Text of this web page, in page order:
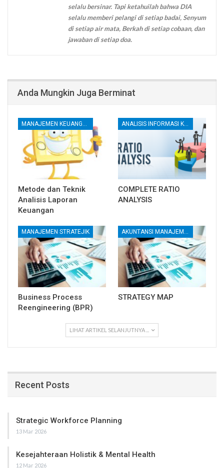
selalu bersinar. Tapi ketahuilah bahwa DIA
selalu memberi pelangi di setiap badai, Senyum
di setiap air mata, Berkah di setiap cobaan, dan
jawaban di setiap doa.
Anda Mungkin Juga Berminat
MANAJEMEN KEUANGAN
Metode dan Teknik
Analisis Laporan
Keuangan
ANALISIS INFORMASI KEUANGAN
COMPLETE RATIO
ANALYSIS
MANAJEMEN STRATEJIK
Business Process
Reengineering (BPR)
AKUNTANSI MANAJEMEN DAN BIAYA
STRATEGY MAP
LIHAT ARTIKEL SELANJUTNYA ...
Recent Posts
Strategic Workforce Planning
13 Mar 2026
Kesejahteraan Holistik & Mental Health
12 Mar 2026